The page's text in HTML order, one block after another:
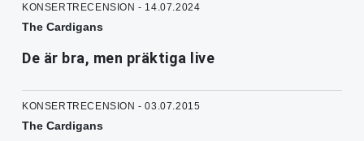
KONSERTRECENSION - 14.07.2024
The Cardigans
De är bra, men präktiga live
KONSERTRECENSION - 03.07.2015
The Cardigans